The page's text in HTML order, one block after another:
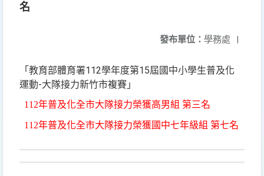
名
發布單位： 學務處 |
「教育部體育署112學年度第15屆國中小學生普及化
運動-大隊接力新竹市複賽」
112年普及化全市大隊接力榮獲高男組 第三名
112年普及化全市大隊接力榮獲國中七年級組 第七名